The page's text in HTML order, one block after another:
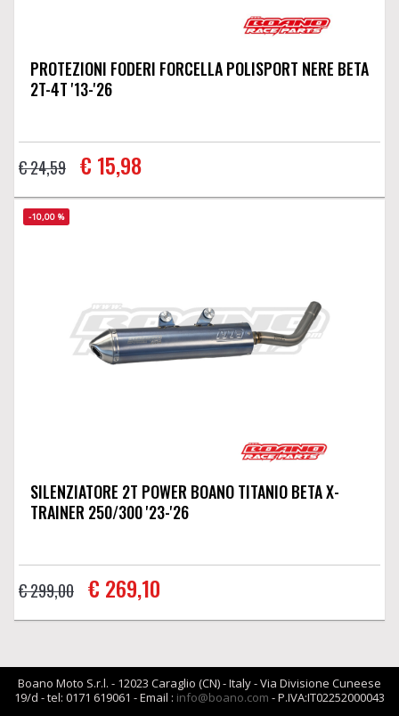
PROTEZIONI FODERI FORCELLA POLISPORT NERE BETA
2T-4T '13-'26
€ 24,59 € 15,98
-10,00 %
SILENZIATORE 2T POWER BOANO TITANIO BETA X-
TRAINER 250/300 '23-'26
€ 299,00 € 269,10
Boano Moto S.r.l. - 12023 Caraglio (CN) - Italy - Via Divisione Cuneese
19/d - tel: 0171 619061 - Email : info@boano.com - P.IVA:IT02252000043